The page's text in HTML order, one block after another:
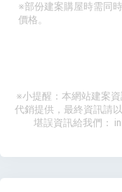
※部份建案購屋時需同
價格。
※小提醒：本網站建案
代銷提供，最終資訊請
堪誤資訊給我們：